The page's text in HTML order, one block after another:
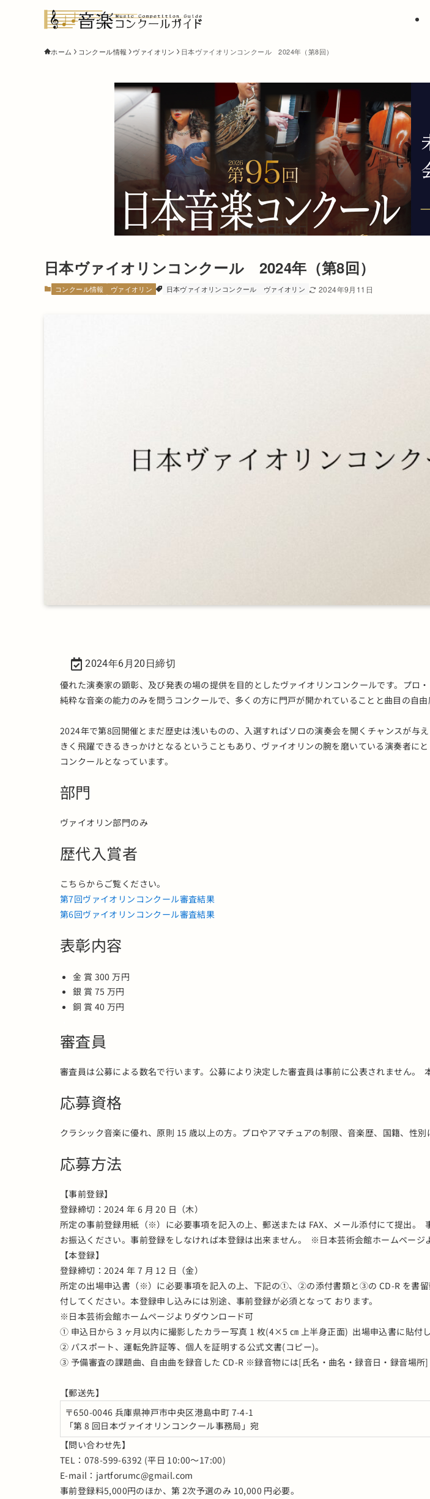
ホーム コンクール情報 ヴァイオリン 日本ヴァイオリンコンクール 2024年（第8回）
日本ヴァイオリンコンクール 2024年（第8回）
コンクール情報 ヴァイオリン 日本ヴァイオリンコンクール ヴァイオリン 2024年9月11日
2024年6月20日締切
優れた演奏家の顕彰、及び発表の場の提供を目的としたヴァイオリンコンクールです。 プロ
純粋な音楽の能力のみを問うコンクールで、多くの方に門戸が開かれていることと曲目の自由
2024年で第8回開催とまだ歴史は浅いものの、入選すればソロの演奏会を開くチャンスが与
きく飛躍できるきっかけとなるということもあり、ヴァイオリンの腕を磨いている演奏者に
コンクールとなっています。
部門
ヴァイオリン部門のみ
歴代入賞者
こちらからご覧ください。
第7回ヴァイオリンコンクール審査結果
第6回ヴァイオリンコンクール審査結果
表彰内容
金 賞 300 万円
銀 賞 75 万円
銅 賞 40 万円
審査員
審査員は公募による数名で行います。公募により決定した審査員は事前に公表されません。
応募資格
クラシック音楽に優れ、原則 15 歳以上の方。プロやアマチュアの制限、音楽歴、国籍、性別
応募方法
【事前登録】
登録締切：2024 年 6 月 20 日（木）
所定の事前登録用紙（※）に必要事項を記入の上、郵送または FAX、メール添付にて提出。
お振込ください。事前登録をしなければ本登録は出来ません。 ※日本芸術会館ホームページ
【本登録】
登録締切：2024 年 7 月 12 日（金）
所定の出場申込書（※）に必要事項を記入の上、下記の①、②の添付書類と③の CD-R を書
付してください。本登録申し込みには別途、事前登録が必須となって おります。
※日本芸術会館ホームページよりダウンロード可
① 申込日から 3 ヶ月以内に撮影したカラー写真 1 枚(4×5 ㎝ 上半身正面) 出場申込書に貼付
② パスポート、運転免許証等、個人を証明する公式文書(コピー)。
③ 予備審査の課題曲、自由曲を録音した CD-R ※録音物には[氏名・曲名・録音日・録音場所]
【郵送先】
〒650-0046 兵庫県神戸市中央区港島中町 7-4-1
「第 8 回日本ヴァイオリンコンクール事務局」宛
【問い合わせ先】
TEL：078-599-6392 (平日 10:00～17:00)
E-mail：jartforumc@gmail.com
事前登録料5,000円のほか、第 2次予選のみ 10,000 円必要。